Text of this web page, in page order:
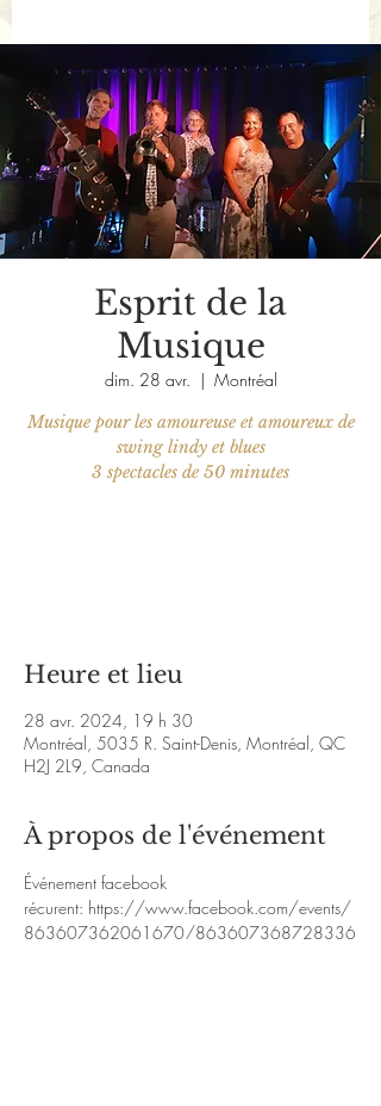
Esprit de la
Musique
dim. 28 avr.
  |
Montréal
Musique pour les amoureuse et amoureux de
swing lindy et blues
3 spectacles de 50 minutes
Heure et lieu
28 avr. 2024, 19 h 30
Montréal, 5035 R. Saint-Denis, Montréal, QC
H2J 2L9, Canada
À propos de l'événement
Événement facebook
récurent: https://www.facebook.com/events/
863607362061670/863607368728336